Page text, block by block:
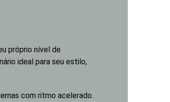
próprio nível de
ideal para seu estilo,
com ritmo acelerado.